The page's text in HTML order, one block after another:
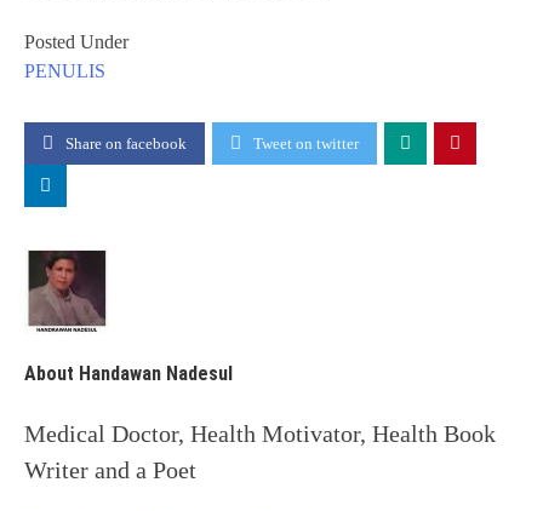
Posted Under
PENULIS
Share on facebook Tweet on twitter
About Handawan Nadesul
Medical Doctor, Health Motivator, Health Book
Writer and a Poet